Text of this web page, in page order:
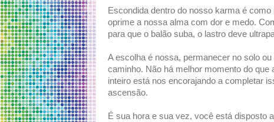
Escondida dentro do nosso karma é
oprime a nossa alma com dor e medo.
para que o balão suba, o lastro deve
A escolha é nossa, permanecer no solo
caminho. Não há melhor momento do
inteiro está nos encorajando a completar
ascensão.
É sua hora e sua vez, você está disposto